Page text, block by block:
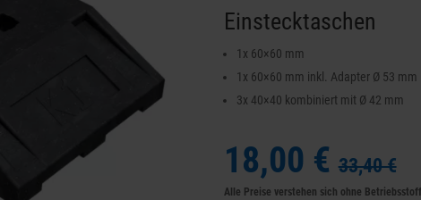
Einstecktaschen
1x 60×60 mm
1x 60×60 mm inkl. Adapter Ø 53 mm
3x 40×40 kombiniert mit Ø 42 mm
18,00 € 33,40 €
Alle Preise verstehen sich ohne